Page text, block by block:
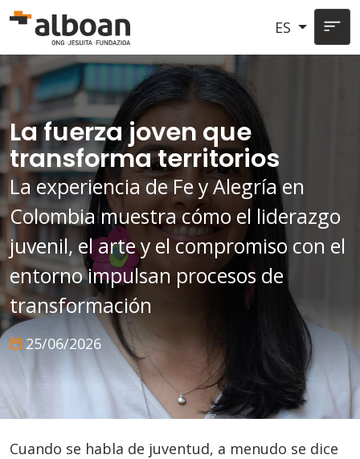
Pasar al contenido principal
ES
La fuerza joven que
transforma territorios
La experiencia de Fe y Alegría en
Colombia muestra cómo el liderazgo
juvenil, el arte y el compromiso con el
entorno impulsan procesos de
transformación
25/06/2026
Cuando se habla de juventud, a menudo se dice